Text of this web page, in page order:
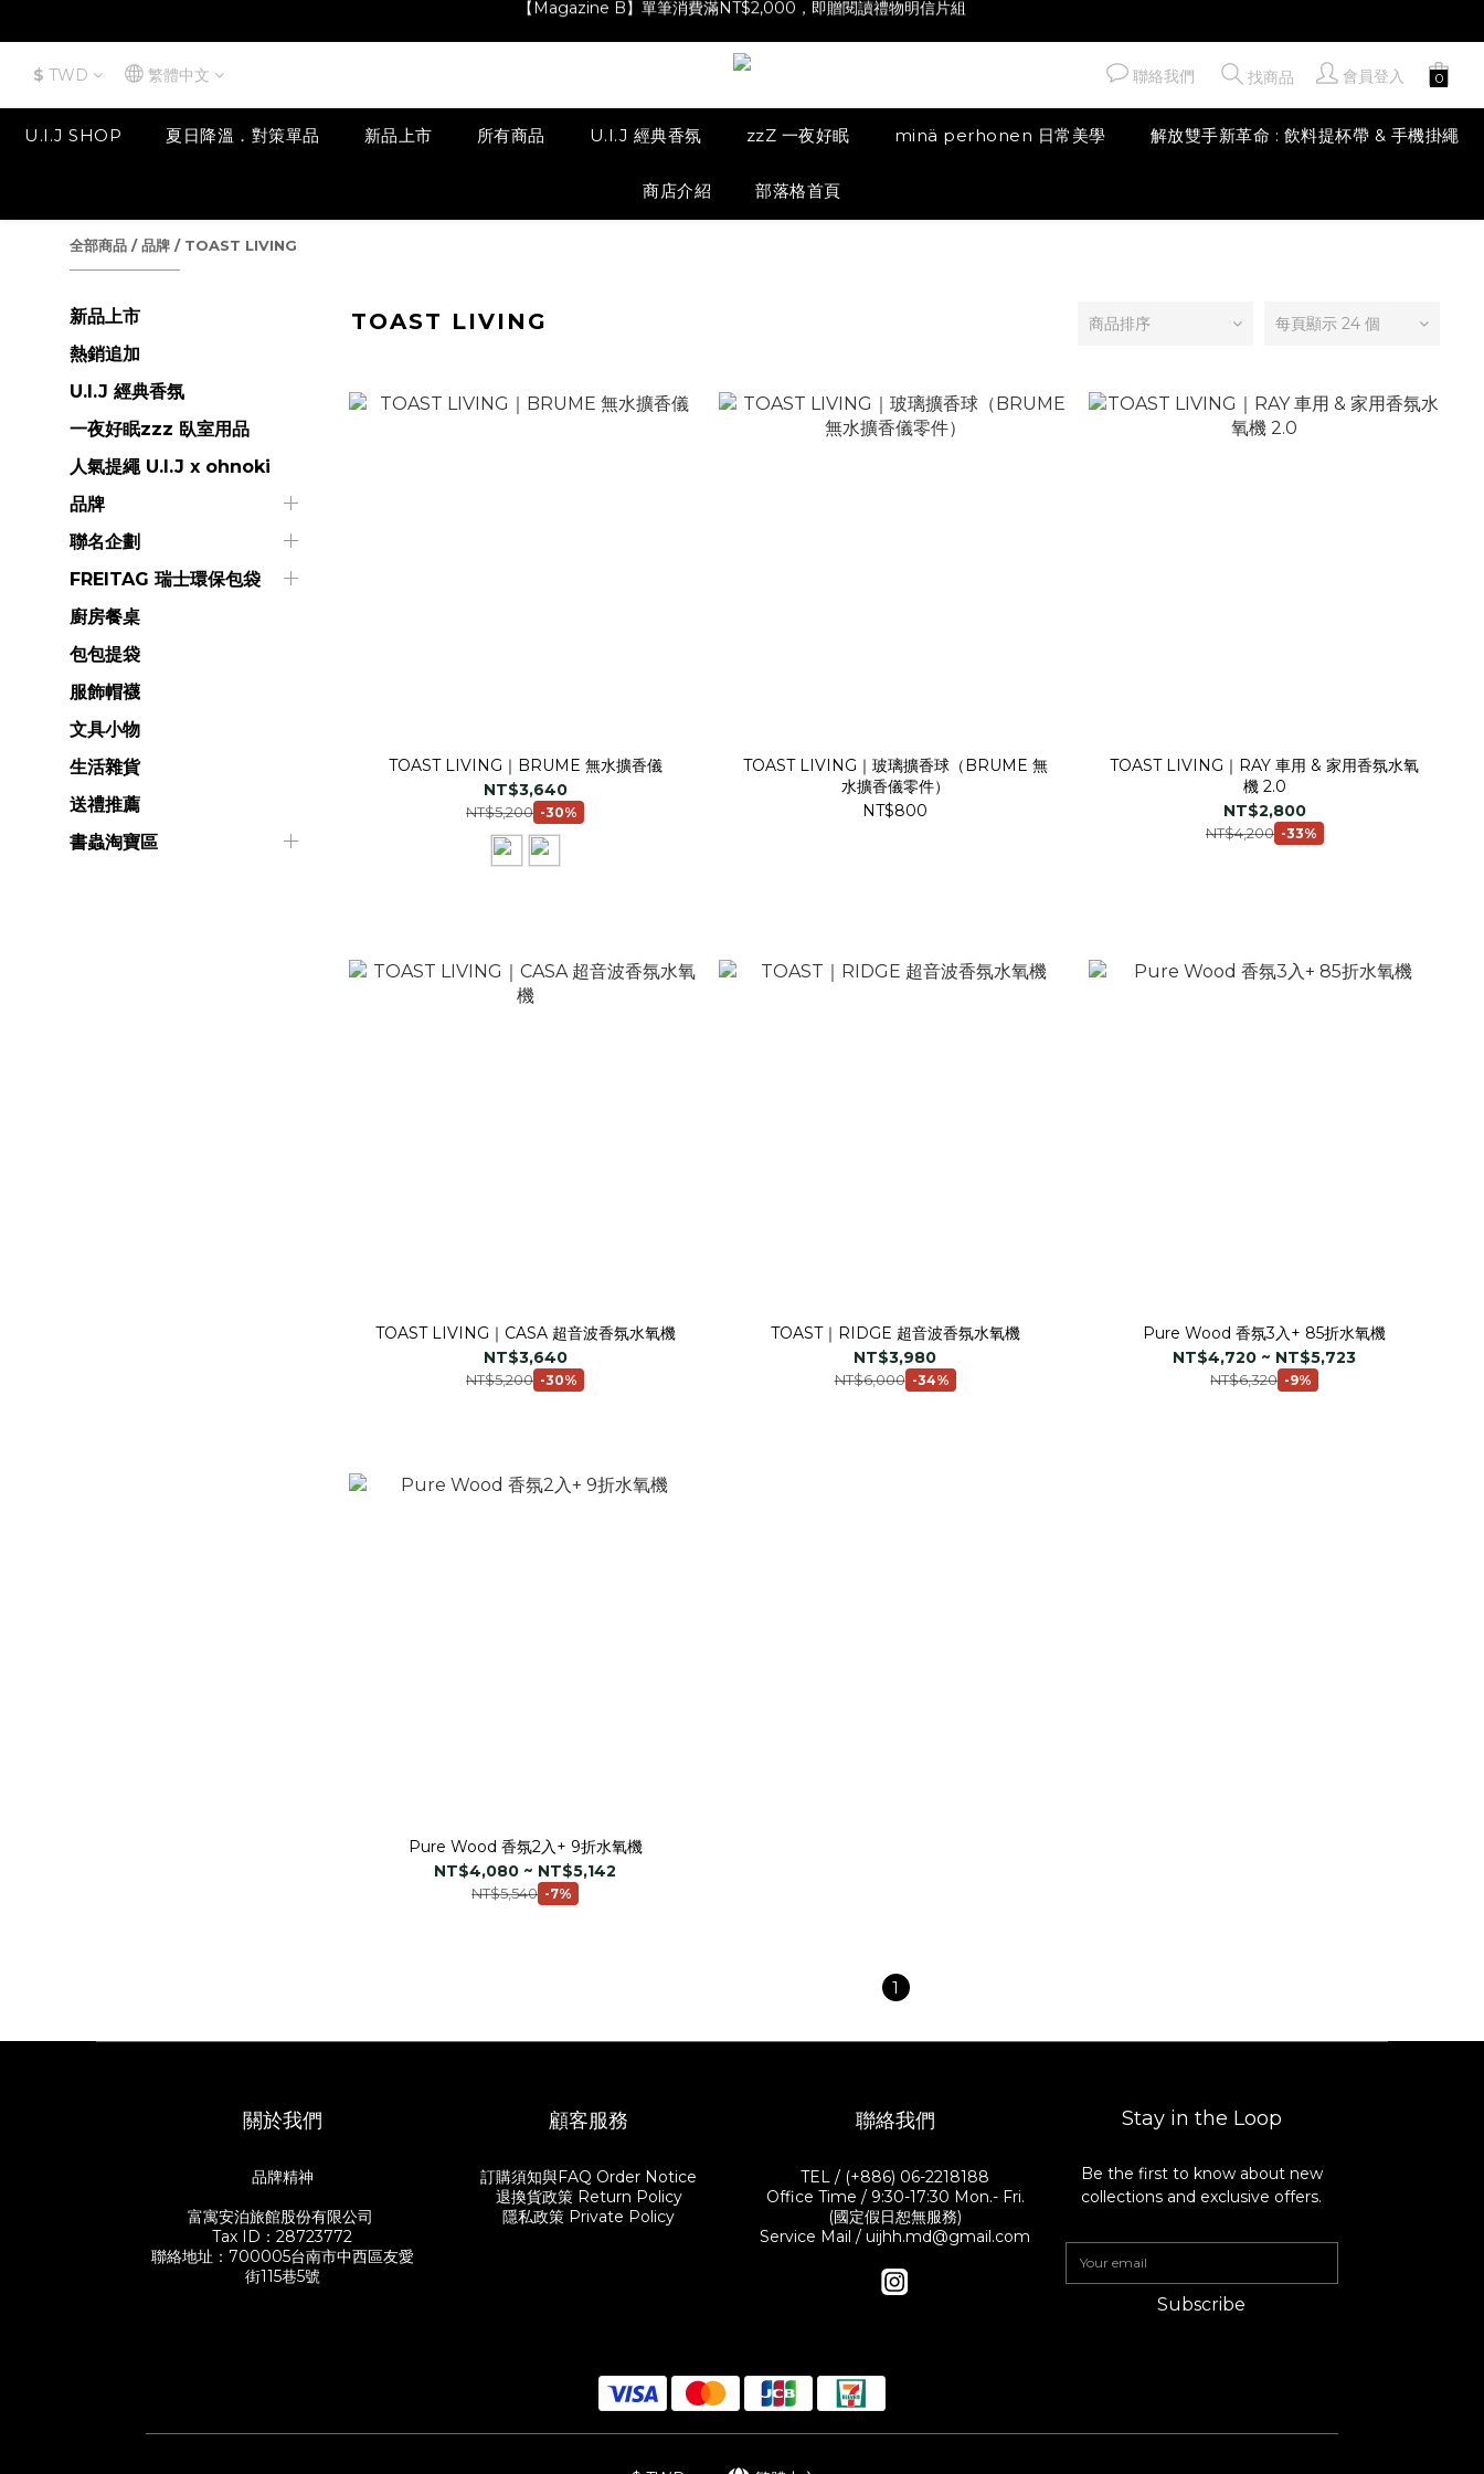
【Magazine B】單筆消費滿NT$2,000，即贈閱讀禮物明信片組
【夏日降溫🧊對策單品】系列商品滿額現折 NT$300！
【Magazine B】單筆消費滿NT$2,000，即贈閱讀禮物明信片組
$ TWD 繁體中文 聯絡我們 找商品 會員登入
U.I.J SHOP 夏日降溫．對策單品 新品上市 所有商品 U.I.J 經典香氛 zzZ 一夜好眠 minä perhonen 日常美學 解放雙手新革命 : 飲料提杯帶 & 手機掛繩
商店介紹 部落格首頁
全部商品 /品牌 / TOAST LIVING
新品上市
熱銷追加
U.I.J 經典香氛
一夜好眠zzz 臥室用品
人氣提繩 U.I.J x ohnoki
品牌
聯名企劃
FREITAG 瑞士環保包袋
廚房餐桌
包包提袋
服飾帽襪
文具小物
生活雜貨
送禮推薦
書蟲淘寶區
TOAST LIVING 商品排序 每頁顯示 24 個
TOAST LIVING｜BRUME 無水擴香儀
NT$3,640
NT$5,200 -30%
TOAST LIVING｜玻璃擴香球（BRUME 無
水擴香儀零件）
NT$800
TOAST LIVING｜RAY 車用 & 家用香氛水氧
機 2.0
NT$2,800
NT$4,200 -33%
TOAST LIVING｜CASA 超音波香氛水氧機
NT$3,640
NT$5,200 -30%
TOAST｜RIDGE 超音波香氛水氧機
NT$3,980
NT$6,000 -34%
Pure Wood 香氛3入+ 85折水氧機
NT$4,720 ~ NT$5,723
NT$6,320 -9%
Pure Wood 香氛2入+ 9折水氧機
NT$4,080 ~ NT$5,142
NT$5,540 -7%
1
關於我們
品牌精神
富寓安泊旅館股份有限公司
Tax ID：28723772
聯絡地址：700005台南市中西區友愛
街115巷5號
顧客服務
訂購須知與FAQ Order Notice
退換貨政策 Return Policy
隱私政策 Private Policy
聯絡我們
TEL / (+886) 06-2218188
Office Time / 9:30-17:30 Mon.- Fri.
(國定假日恕無服務)
Service Mail / uijhh.md@gmail.com
Stay in the Loop
Be the first to know about new
collections and exclusive offers.
Subscribe